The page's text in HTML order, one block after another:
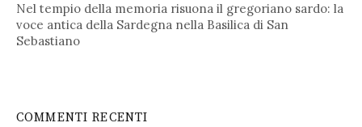
Nel tempio della memoria risuona il gregoriano sardo: la
voce antica della Sardegna nella Basilica di San
Sebastiano
COMMENTI RECENTI